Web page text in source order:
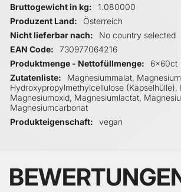
Bruttogewicht in kg
1.080000
Produzent Land
Österreich
Nicht lieferbar nach
No country selected
EAN Code
730977064216
Produktmenge - Nettofüllmenge
6x60ct
Zutatenliste
Magnesiummalat,
Hydroxypropylmethylcellulose (Kapselhülle),
Magnesiumoxid, Magnesiumlactat,
Magnesiumcarbonat
Produkteigenschaft
vegan